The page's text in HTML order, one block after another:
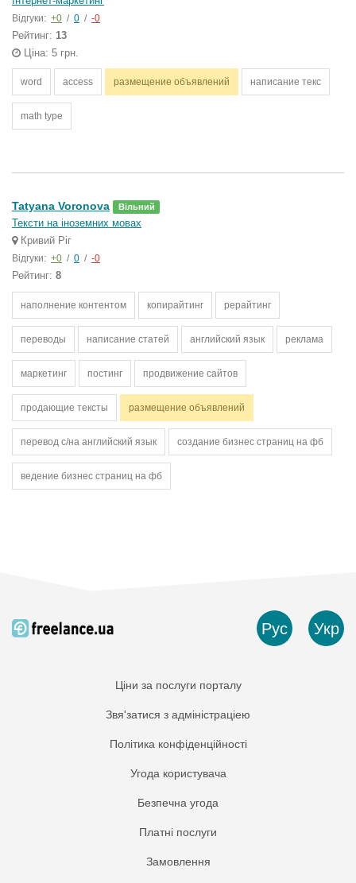
Відгуки: +0 / 0 / -0
Рейтинг: 13
Ціна: 5 грн.
word access размещение объявлений написание текс
math type
Tatyana Voronova Вільний
Тексти на іноземних мовах
Кривий Ріг
Відгуки: +0 / 0 / -0
Рейтинг: 8
наполнение контентом копирайтинг рерайтинг
переводы написание статей английский язык реклама
маркетинг постинг продвижение сайтов
продающие тексты размещение объявлений
перевод с/на английский язык создание бизнес страниц на фб
ведение бизнес страниц на фб
Рус Укр
Ціни за послуги порталу
Звя'затися з адміністраціею
Політика конфіденційності
Угода користувача
Безпечна угода
Платнi послуги
Замовлення